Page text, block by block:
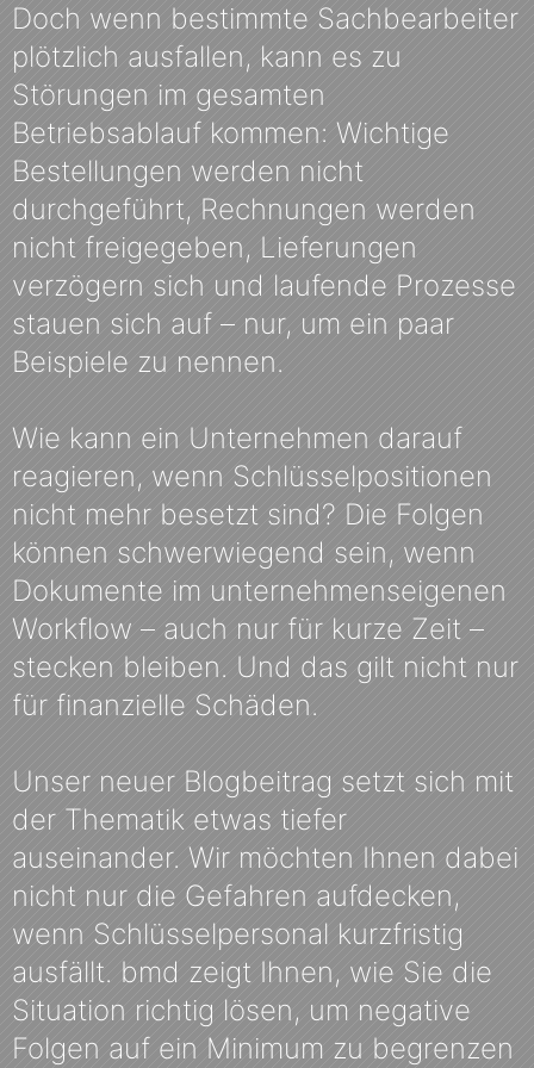
Doch wenn bestimmte Sachbearbeiter
plötzlich ausfallen, kann es zu
Störungen im gesamten
Betriebsablauf kommen: Wichtige
Bestellungen werden nicht
durchgeführt, Rechnungen werden
nicht freigegeben, Lieferungen
verzögern sich und laufende Prozesse
stauen sich auf – nur, um ein paar
Beispiele zu nennen.
Wie kann ein Unternehmen darauf
reagieren, wenn Schlüsselpositionen
nicht mehr besetzt sind? Die Folgen
können schwerwiegend sein, wenn
Dokumente im unternehmenseigenen
Workflow – auch nur für kurze Zeit –
stecken bleiben. Und das gilt nicht nur
für finanzielle Schäden.
Unser neuer Blogbeitrag setzt sich mit
der Thematik etwas tiefer
auseinander. Wir möchten Ihnen dabei
nicht nur die Gefahren aufdecken,
wenn Schlüsselpersonal kurzfristig
ausfällt. bmd zeigt Ihnen, wie Sie die
Situation richtig lösen, um negative
Folgen auf ein Minimum zu begrenzen